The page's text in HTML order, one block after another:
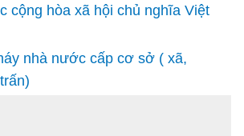
cộng hòa xã hội chủ nghĩa Việt
nhà nước cấp cơ sở ( xã,